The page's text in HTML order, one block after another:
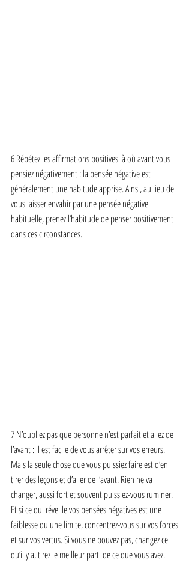
6 Répétez les affirmations positives là où avant vous
pensiez négativement : la pensée négative est
généralement une habitude apprise. Ainsi, au lieu de
vous laisser envahir par une pensée négative
habituelle, prenez l’habitude de penser positivement
dans ces circonstances.
7 N’oubliez pas que personne n’est parfait et allez de
l’avant : il est facile de vous arrêter sur vos erreurs.
Mais la seule chose que vous puissiez faire est d’en
tirer des leçons et d’aller de l’avant. Rien ne va
changer, aussi fort et souvent puissiez-vous ruminer.
Et si ce qui réveille vos pensées négatives est une
faiblesse ou une limite, concentrez-vous sur vos forces
et sur vos vertus. Si vous ne pouvez pas, changez ce
qu’il y a, tirez le meilleur parti de ce que vous avez.